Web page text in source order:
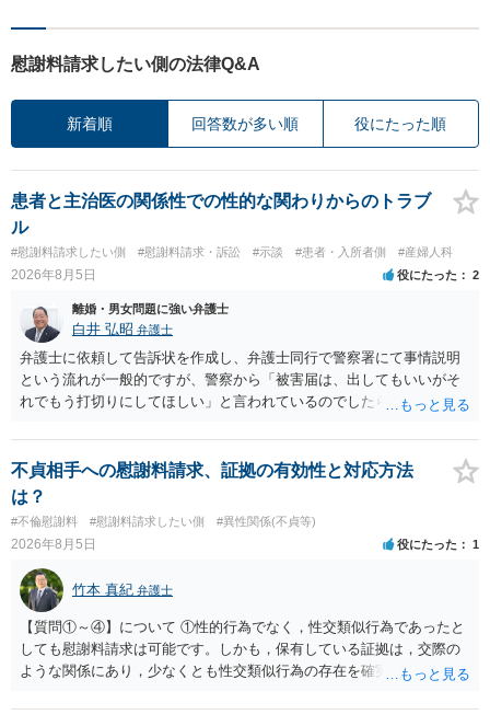
慰謝料請求したい側の法律Q&A
新着順 回答数が多い順 役にたった順
患者と主治医の関係性での性的な関わりからのトラブ
ル
#慰謝料請求したい側 #慰謝料請求・訴訟 #示談 #患者・入所者側 #産婦人科
2026年8月5日 役にたった 2
離婚・男女問題に強い弁護士
白井 弘昭 弁護士
弁護士に依頼して告訴状を作成し、弁護士同行で警察署にて事情説明
という流れが一般的ですが、警察から「被害届は、出してもいいがそ
れでもう打切りにしてほしい」と言われているのでしたら、あまり結
検察庁に訴えるのもありかもしれないですが、実際に捜査をするの
は、結局所轄だと思われますので、やはり結論は変わらないかもしれ
ないです。 一度、最寄りの「刑事に強い」とうたっている弁護士に相
談してみてはいかがでしょうか。 以上、ご参考まで。
不貞相手への慰謝料請求、証拠の有効性と対応方法
は？
#不倫慰謝料 #慰謝料請求したい側 #異性関係(不貞等)
2026年8月5日 役にたった 1
竹本 真紀 弁護士
【質問①～④】について ①性的行為でなく，性交類似行為であったと
しても慰謝料請求は可能です。しかも，保有している証拠は，交際の
ような関係にあり，少なくとも性交類似行為の存在を確実に証明でき
ことを窺わせるものです。）。ですから，慰謝料請求を進めることで